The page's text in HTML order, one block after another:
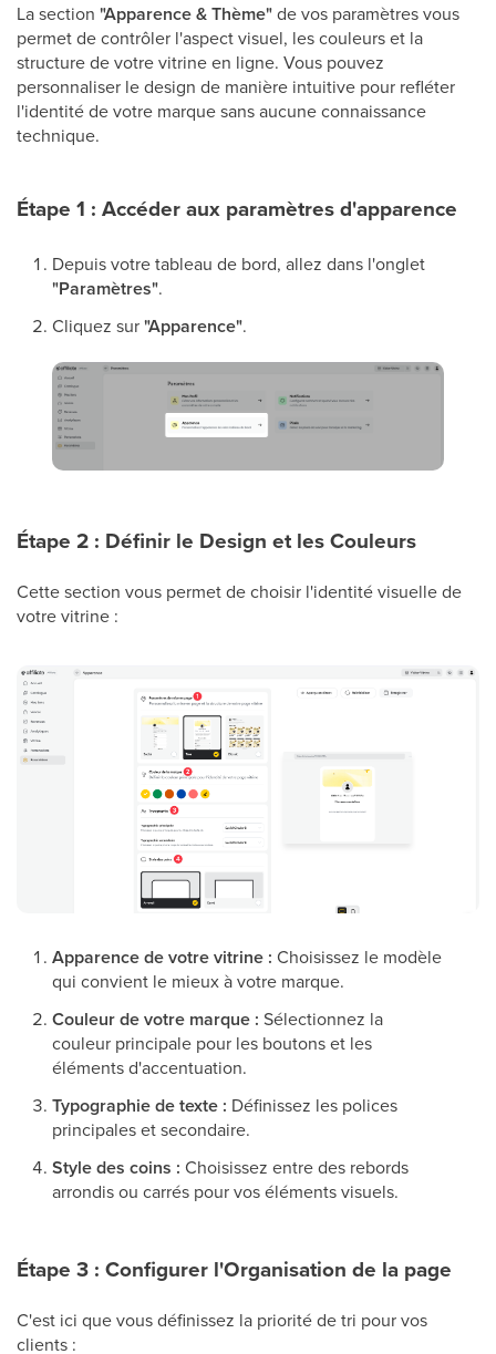
La section "Apparence & Thème"de vos paramètres vous
permet de contrôler l'aspect visuel, les couleurs et la
structure de votre vitrine en ligne. Vous pouvez
personnaliser le design de manière intuitive pour refléter
l'identité de votre marque sans aucune connaissance
technique.
Étape 1 : Accéder aux paramètres d'apparence
Depuis votre tableau de bord, allez dans l'onglet
"Paramètres".
Cliquez sur"Apparence".
Étape 2 : Définir le Design et les Couleurs
Cette section vous permet de choisir l'identité visuelle de
votre vitrine :
Apparence de votre vitrine : Choisissez le modèle
qui convient le mieux à votre marque.
Couleur de votre marque : Sélectionnez la
couleur principale pour les boutons et les
éléments d'accentuation.
Typographie de texte : Définissez les polices
principales et secondaire.
Style des coins : Choisissez entre des rebords
arrondis ou carrés pour vos éléments visuels.
Étape 3 : Configurer l'Organisation de la page
C'est ici que vous définissez la priorité de tri pour vos
clients :